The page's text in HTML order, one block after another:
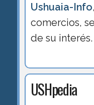
Ushuaia-Info
comercios,
de su interés.
USHpedia